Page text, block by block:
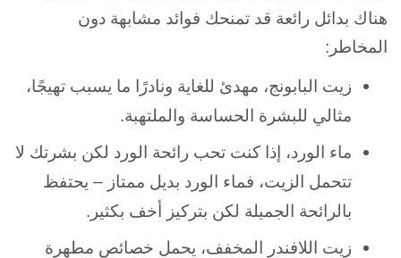
هناك بدائل رائعة قد تمنحك فوائد مشابهة دون
المخاطر:
زيت البابونج، مهدئ للغاية ونادرًا ما يسبب تهيجًا،
مثالي للبشرة الحساسة والملتهبة.
ماء الورد، إذا كنت تحب رائحة الورد لكن بشرتك لا
تتحمل الزيت، فماء الورد بديل ممتاز – يحتفظ
بالرائحة الجميلة لكن بتركيز أخف بكثير.
زيت اللافندر المخفف، يحمل خصائص مطهرة